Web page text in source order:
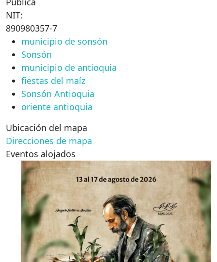
NIT:
890980357-7
municipio de sonsón
Sonsón
municipio de antioquia
fiestas del maíz
Sonsón Antioquia
oriente antioquia
Ubicación del mapa
Direcciones de mapa
Eventos alojados